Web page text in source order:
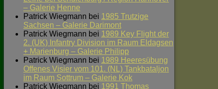
– Galerie Henne
Patrick Wiegmann bei 1985 Trutzige
Sachsen – Galerie Darimont
Patrick Wiegmann bei 1989 Key Flight der
2. (UK) Infantry Division im Raum Eldagsen
+ Marienburg – Galerie Philipp
Patrick Wiegmann bei 1989 Heeresübung
Offenes Visier vom 101. (NL) Tankbataljon
im Raum Sottrum – Galerie Kok
Patrick Wiegmann bei 1991 Thomas